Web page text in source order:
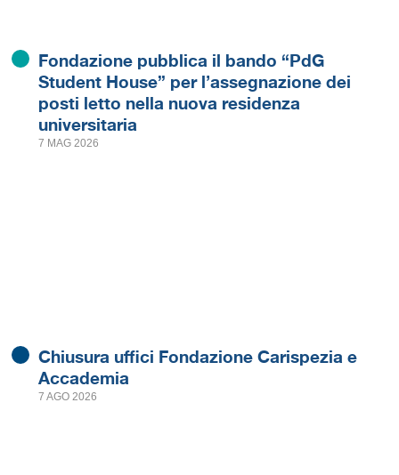
Fondazione pubblica il bando “PdG
Student House” per l’assegnazione dei
posti letto nella nuova residenza
universitaria
7 MAG 2026
Chiusura uffici Fondazione Carispezia e
Accademia
7 AGO 2026